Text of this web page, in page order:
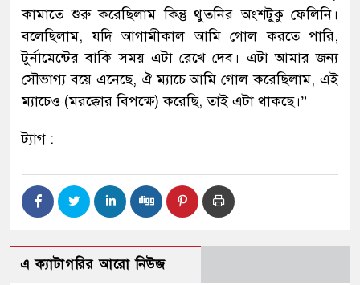
কামাতে শুরু করেছিলাম কিন্তু থুতনির অংশটুকু ফেলিনি।
বলেছিলাম, যদি আগামীকাল আমি গোল করতে পারি,
টুর্নামেন্টের বাকি সময় এটা রেখে দেব। এটা আমার জন্য
সৌভাগ্য বয়ে এনেছে, ঐ ম্যাচে আমি গোল করেছিলাম, এই
ম্যাচেও (মরক্কোর বিপক্ষে) করেছি, তাই এটা থাকছে।”
ট্যাগ :
এ ক্যাটাগরির আরো নিউজ